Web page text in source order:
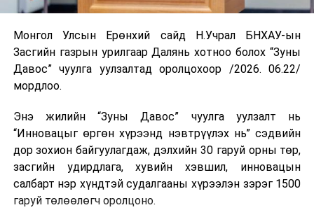
Монгол Улсын Ерөнхий сайд Н.Учрал БНХАУ-ын
Засгийн газрын урилгаар Далянь хотноо болох “Зуны
Давос” чуулга уулзалтад оролцохоор /2026. 06.22/
мордлоо.
Энэ жилийн “Зуны Давос” чуулга уулзалт нь
“Инновацыг өргөн хүрээнд нэвтрүүлэх нь” сэдвийн
дор зохион байгуулагдаж, дэлхийн 30 гаруй орны төр,
засгийн удирдлага, хувийн хэвшил, инновацын
салбарт нэр хүндтэй судалгааны хүрээлэн зэрэг 1500
гаруй төлөөлөгч оролцоно.